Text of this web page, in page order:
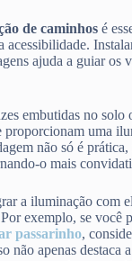
de caminhos é
acessibilidade.
ajuda a guiar os
embutidas no solo
uma
não só é
o mais
a iluminação com
exemplo, se você
passarinho,
não apenas destaca